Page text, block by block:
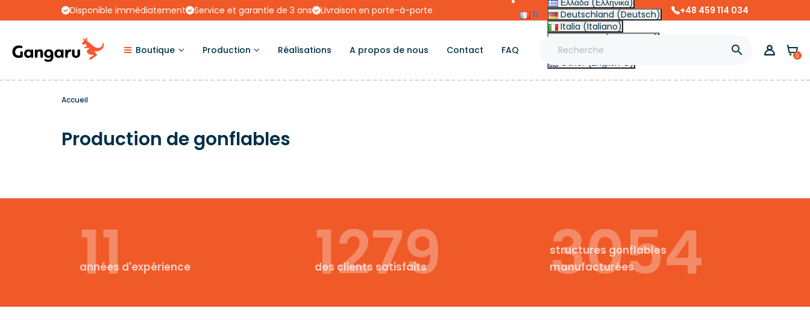
Disponible immédiatement Service et garantie de 3 ans Livraison en porte-à-porte fr
Ελλάδα (Ελληνικά)
Deutschland (Deutsch)
Italia (Italiano)
Slovensko (Slovenčina)
Magyarország (Magyar)
Other (English €)
+48 459 114 034
Boutique Production Réalisations A propos de nous Contact FAQ  0
Accueil
Production de gonflables
11
années d'expérience 1279
des clients satisfaits 3054
structures gonflables
manufacturées